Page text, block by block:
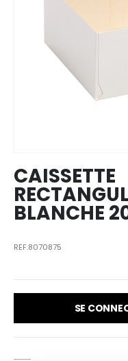
images
gallery
CAISSETTE
BLANCHE
REF.8070875
SE